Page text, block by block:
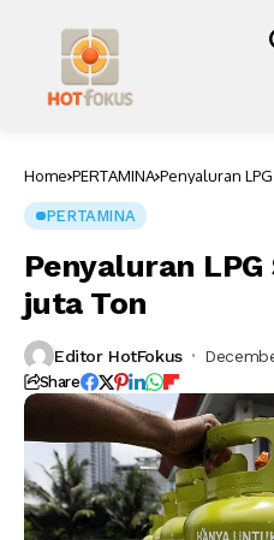
Home PERTAMINA Penyaluran
PERTAMINA
Penyaluran LPG
juta Ton
Editor HotFokus
Share